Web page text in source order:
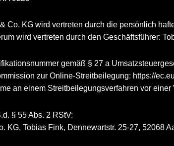
Co. KG wird vertreten durch die persönlich
wird vertreten durch den Geschäftsführer:
gemäß § 27 a
zur Online-Streitbeilegung: https://
an einem Streitbeilegungsverfahren vor
§ 55 Abs. 2 RStV:
KG, Tobias Fink, Dennewartstr. 25-27, 52068